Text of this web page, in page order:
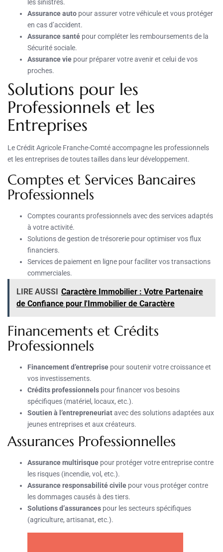
les sinistres.
Assurance auto pour assurer votre véhicule et vous protéger
en cas d’accident.
Assurance santé pour compléter les remboursements de la
Sécurité sociale.
Assurance vie pour préparer votre avenir et celui de vos
proches.
Solutions pour les
Professionnels et les
Entreprises
Le Crédit Agricole Franche-Comté accompagne les professionnels
et les entreprises de toutes tailles dans leur développement.
Comptes et Services Bancaires
Professionnels
Comptes courants professionnels avec des services adaptés
à votre activité.
Solutions de gestion de trésorerie pour optimiser vos flux
financiers.
Services de paiement en ligne pour faciliter vos transactions
commerciales.
LIRE AUSSI Caractère Immobilier : Votre Partenaire
de Confiance pour l'Immobilier de Caractère
Financements et Crédits
Professionnels
Financement d’entreprise pour soutenir votre croissance et
vos investissements.
Crédits professionnels pour financer vos besoins
spécifiques (matériel, locaux, etc.).
Soutien à l’entrepreneuriatavec des solutions adaptées aux
jeunes entreprises et aux créateurs.
Assurances Professionnelles
Assurance multirisque pour protéger votre entreprise contre
les risques (incendie, vol, etc.).
Assurance responsabilité civile pour vous protéger contre
les dommages causés à des tiers.
Solutions d’assurances pour les secteurs spécifiques
(agriculture, artisanat, etc.).